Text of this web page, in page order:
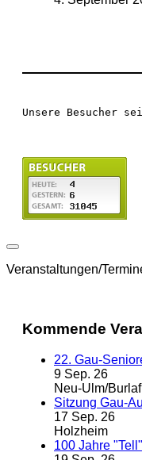
Unsere Besucher
Veranstaltungen/
Kommende
22. Gau-
9 Sep. 26
Neu-Ulm/
Sitzung Gau-
17 Sep. 26
Holzheim
100 Jahre